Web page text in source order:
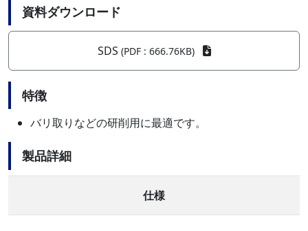
資料ダウンロード
SDS (PDF : 666.76KB)
特徴
バリ取りなどの研削用に最適です。
製品詳細
仕様